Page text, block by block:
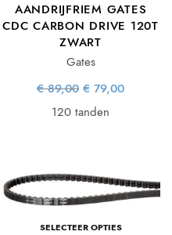
AANDRIJFRIEM GATES
CDC CARBON DRIVE 120T
ZWART
Gates
€89,00 Oorspronkelijke
prijs was:
€ 89,00.
€ 79,00
120 tanden
SELECTEER OPTIES